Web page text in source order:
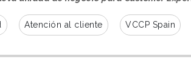
Atención al cliente VCCP Spain